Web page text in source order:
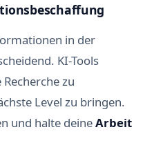
in der
KI-Tools
zu
Level zu bringen.
und halte deineArbeit